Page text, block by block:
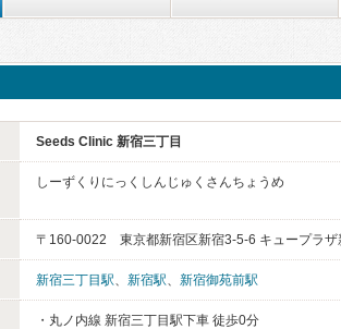
Seeds Clinic 新宿三丁目
しーずくりにっくしんじゅくさんちょうめ
〒160-0022 東京都新宿区新宿3-5-6 キュープラ
新宿三丁目駅、 新宿駅、 新宿御苑前駅
・丸ノ内線 新宿三丁目駅下車 徒歩0分